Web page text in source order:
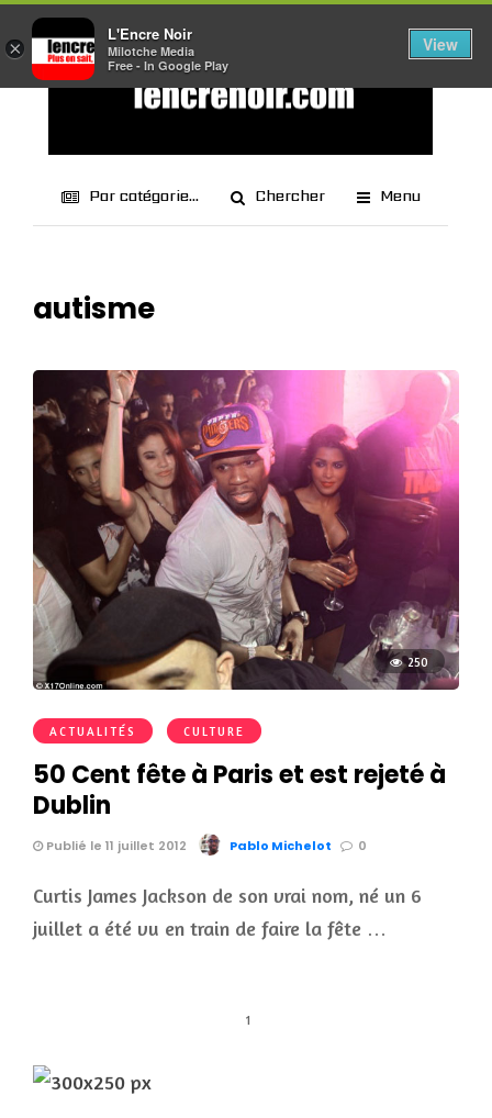
Par catégorie... Chercher Menu
autisme
250
ACTUALITÉS CULTURE
50 Cent fête à Paris et est rejeté à
Dublin
Publié le 11 juillet 2012 Pablo Michelot 0
Curtis James Jackson de son vrai nom, né un 6
juillet a été vu en train de faire la fête …
1
×
L'Encre Noir
Milotche Media
Free - In Google Play
View